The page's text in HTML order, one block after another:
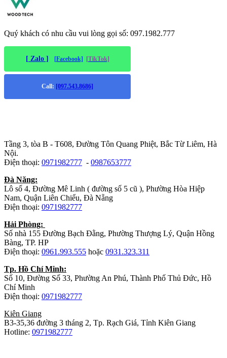
Quý khách có nhu cầu vui lòng gọi số: 097.1982.777
[ Zalo ] [Facebook] [TikTok]
Call: [097.543.8686]
Tầng 3, tòa B - T608, Đường Tôn Quang Phiệt, Bắc Từ Liêm, Hà
Nội.
Điện thoại: 0971982777 - 0987653777
Đà Năng:
Lô số 4, Đường Mê Linh ( đường số 5 cũ ), Phường Hòa Hiệp
Nam, Quận Liên Chiểu, Đà Nẵng
Điện thoại: 0971982777
Hải Phòng:
Số nhà 155 Đường Bạch Đằng, Phường Thượng Lý, Quận Hồng
Bàng, TP. HP
Điện thoại: 0961.993.555 hoặc 0931.323.311
Tp. Hồ Chí Minh:
Số 10, Đường Số 33, Phường An Phú, Thành Phố Thủ Đức, Hồ
Chí Minh
Điện thoại: 0971982777
Kiên Giang
B3-35,36 đường 3 tháng 2, Tp. Rạch Giá, Tỉnh Kiên Giang
Hotline: 0971982777